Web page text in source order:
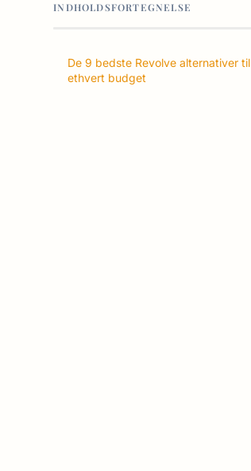
INDHOLDSFORTEGNELSE
De 9 bedste Revolve alternativer til
ethvert budget